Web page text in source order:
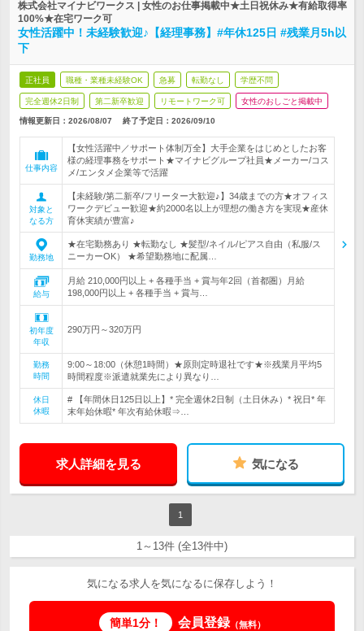
株式会社マイナビワークス | 女性のお仕事掲載中★土日祝休み★有給取得率
100%★在宅ワーク可
女性活躍中！未経験歓迎♪【経理事務】#年休125日 #残業月5h以
下
正社員 職種・業種未経験OK 急募 転勤なし 学歴不問
完全週休2日制 第二新卒歓迎 リモートワーク可 女性のおしごと掲載中
情報更新日：2026/08/07 終了予定日： 2026/09/10
仕事内容
【女性活躍中／サポート体制万全】大手企業をはじめとしたお客
様の経理事務をサポート★マイナビグループ社員★メーカー/コス
メ/エンタメ企業等で活躍
対象と
なる方
【未経験/第二新卒/フリーター大歓迎♪】34歳までの方★オフィス
ワークデビュー歓迎★約2000名以上が理想の働き方を実現★産休
育休実績が豊富♪
勤務地
★在宅勤務あり ★転勤なし ★髪型/ネイル/ピアス自由（私服/ス
ニーカーOK） ★希望勤務地に配属…
給与
月給 210,000円以上 + 各種手当 + 賞与年2回（首都圏）月給
198,000円以上 + 各種手当 + 賞与…
初年度
年収
290万円～320万円
勤務
時間
9:00～18:00（休憩1時間）★原則定時退社です★※残業月平均5
時間程度※派遣就業先により異なり…
休日
休暇
# 【年間休日125日以上】* 完全週休2日制（土日休み）* 祝日* 年
末年始休暇* 年次有給休暇⇒…
求人詳細を見る 気になる
1
1～13件 (全13件中)
気になる求人を気になるに保存しよう！
簡単1分！ 会員登録（無料）